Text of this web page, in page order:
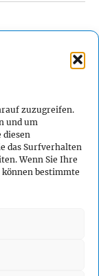
zuzugreifen.
und um
diesen
das Surfverhalten
Wenn Sie Ihre
bestimmte
öffnen